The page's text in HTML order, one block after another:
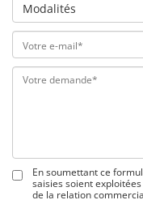
Modalités
En soumettant ce
saisies soient
de la relation